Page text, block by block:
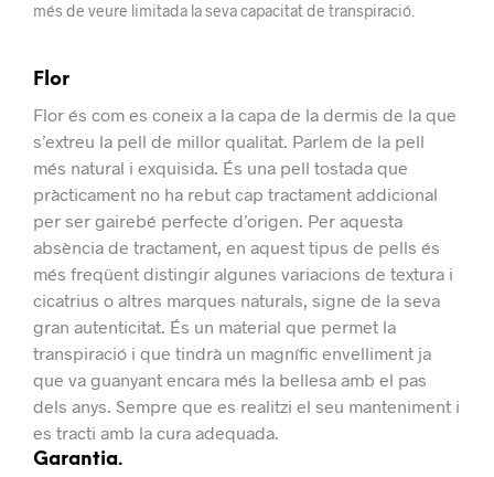
més de veure limitada la seva capacitat de transpiració.
Flor
Flor és com es coneix a la capa de la dermis de la que
s’extreu la pell de millor qualitat. Parlem de la pell
més natural i exquisida. És una pell tostada que
pràcticament no ha rebut cap tractament addicional
per ser gairebé perfecte d’origen. Per aquesta
absència de tractament, en aquest tipus de pells és
més freqüent distingir algunes variacions de textura i
cicatrius o altres marques naturals, signe de la seva
gran autenticitat. És un material que permet la
transpiració i que tindrà un magnífic envelliment ja
que va guanyant encara més la bellesa amb el pas
dels anys. Sempre que es realitzi el seu manteniment i
es tracti amb la cura adequada.
Garantia.